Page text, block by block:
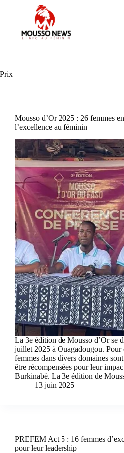
Prix
Mousso d’Or 2025 : 26 femmes
l’excellence au féminin
La 3e édition de Mousso d’Or se
juillet 2025 à Ouagadougou. Pour
femmes dans divers domaines
être récompensées pour leur
Burkinabè. La 3e édition de
13 juin 2025
PREFEM Act 5 : 16 femmes
pour leur leadership